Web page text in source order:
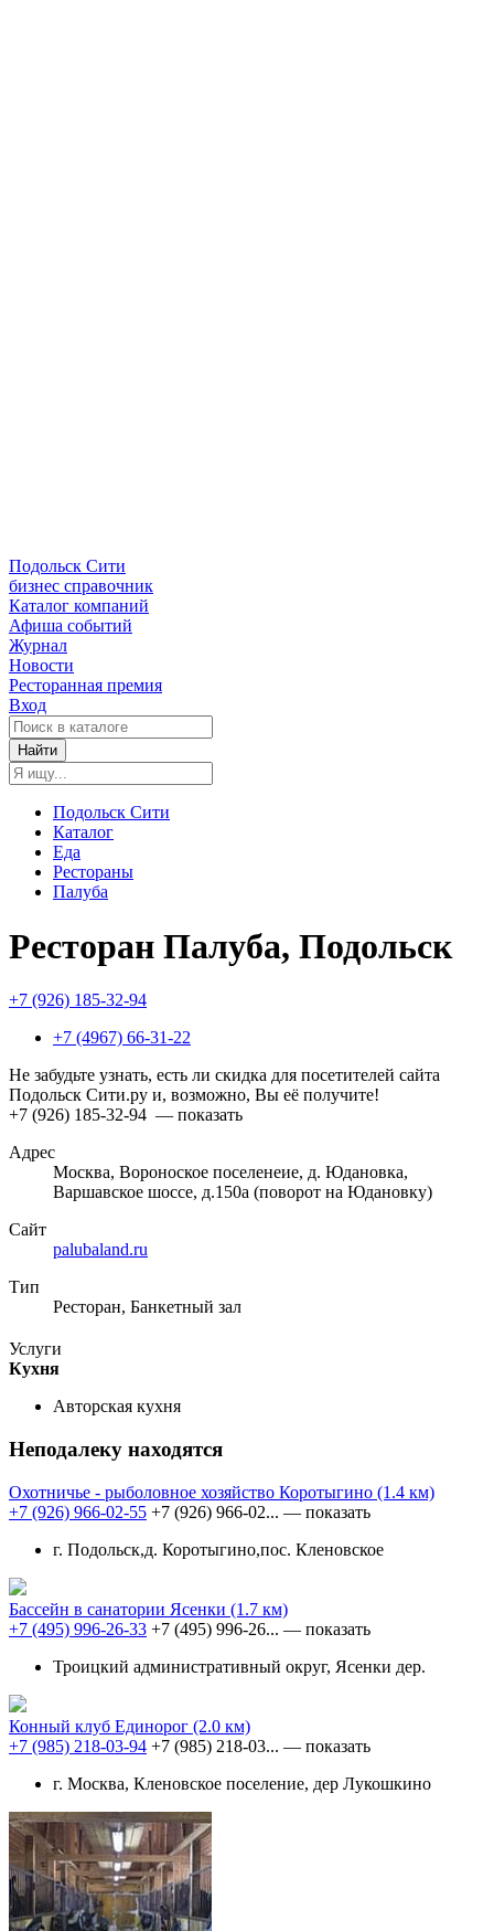
Подольск Сити
бизнес справочник
Каталог компаний
Афиша событий
Журнал
Новости
Ресторанная премия
Вход
Найти
Подольск Сити
Каталог
Еда
Рестораны
Палуба
Ресторан Палуба, Подольск
+7 (926) 185-32-94
+7 (4967) 66-31-22
Не забудьте узнать, есть ли скидка для посетителей сайта
Подольск Сити.ру и, возможно, Вы её получите!
+7 (926) 185-32-94 — показать
Адрес
Москва, Вороноское поселенеие, д. Юдановка,
Варшавское шоссе, д.150а (поворот на Юдановку)
Сайт
palubaland.ru
Тип
Ресторан, Банкетный зал
Услуги
Кухня
Авторская кухня
Неподалеку находятся
Охотничье - рыболовное хозяйство Коротыгино (1.4 км)
+7 (926) 966-02-55 +7 (926) 966-02... — показать
г. Подольск,д. Коротыгино,пос. Кленовское
Бассейн в санатории Ясенки (1.7 км)
+7 (495) 996-26-33 +7 (495) 996-26... — показать
Троицкий административный округ, Ясенки дер.
Конный клуб Единорог (2.0 км)
+7 (985) 218-03-94 +7 (985) 218-03... — показать
г. Москва, Кленовское поселение, дер Лукошкино